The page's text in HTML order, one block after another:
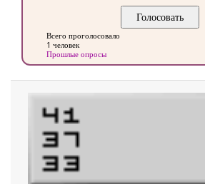
Всего проголосовало
1 человек
Прошлые опросы